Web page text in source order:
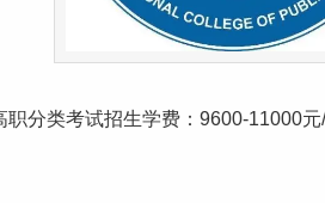
职分类考试招生学费 ：9600-11000